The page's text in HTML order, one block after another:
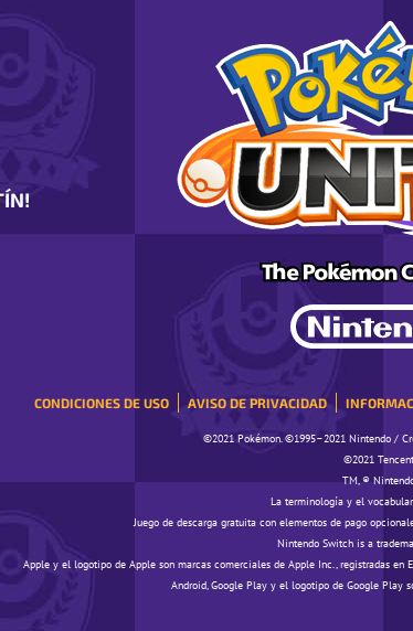
CONDICIONES DE USO AVISO DE PRIVACIDAD
©️️️2021 Pokémon. ©️️️1995–2021 Nintendo /
©️️️2021
TM, ®
La terminología y el
Juego de descarga gratuita con elementos de pago
Nintendo Switch is a
Apple y el logotipo de Apple son marcas comerciales de Apple Inc., registradas en
Android, Google Play y el logotipo de Google Play